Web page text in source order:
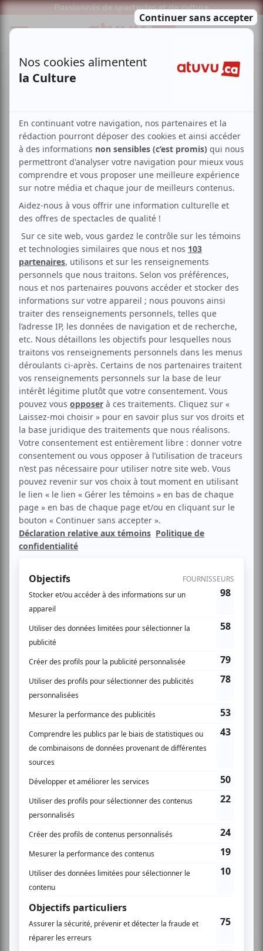
Passionnés de spectacles et de culture
Théâtre Drame Comédie
Piaf
Aucune offre promotionnelle
disponible
Soyez les premiers avisés dès qu'il y aura une offre promo
pour Piaf:INSCRIVEZ-VOUS
De son enfance à sa gloire, de ses victoires à ses
blessures, de Belleville à New York, voici l'exceptionnel
parcours d'Édith Piaf. À travers un destin plus incroyable
qu'un roman, découvrez l'âme d'une artiste et le cœur
d'une femme. Intime, intense, fragile et indestructible,
dévouée à son art jusqu'au sacrifice ultime. Piaf, la plus
Une production de Jean-Bernard Hébert
Interprètes: Dominique Leduc, Renée Cossette,
Bernard Hébert, Robert Lalonde, Michel-Maxime Legault,
Myriam Poirier, Marc-André Poliquin, Marcel Pomerlo,
François Trudel.
www.pauline-julien.com
AUCUN COMMENTAIRE
Vous devez être connecté pour
donner un avis.
Connectez-vous ici.